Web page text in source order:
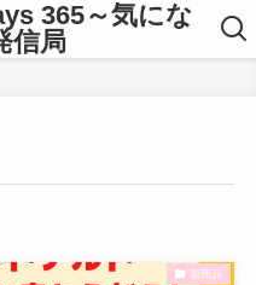
365～気にな
信局
新商品